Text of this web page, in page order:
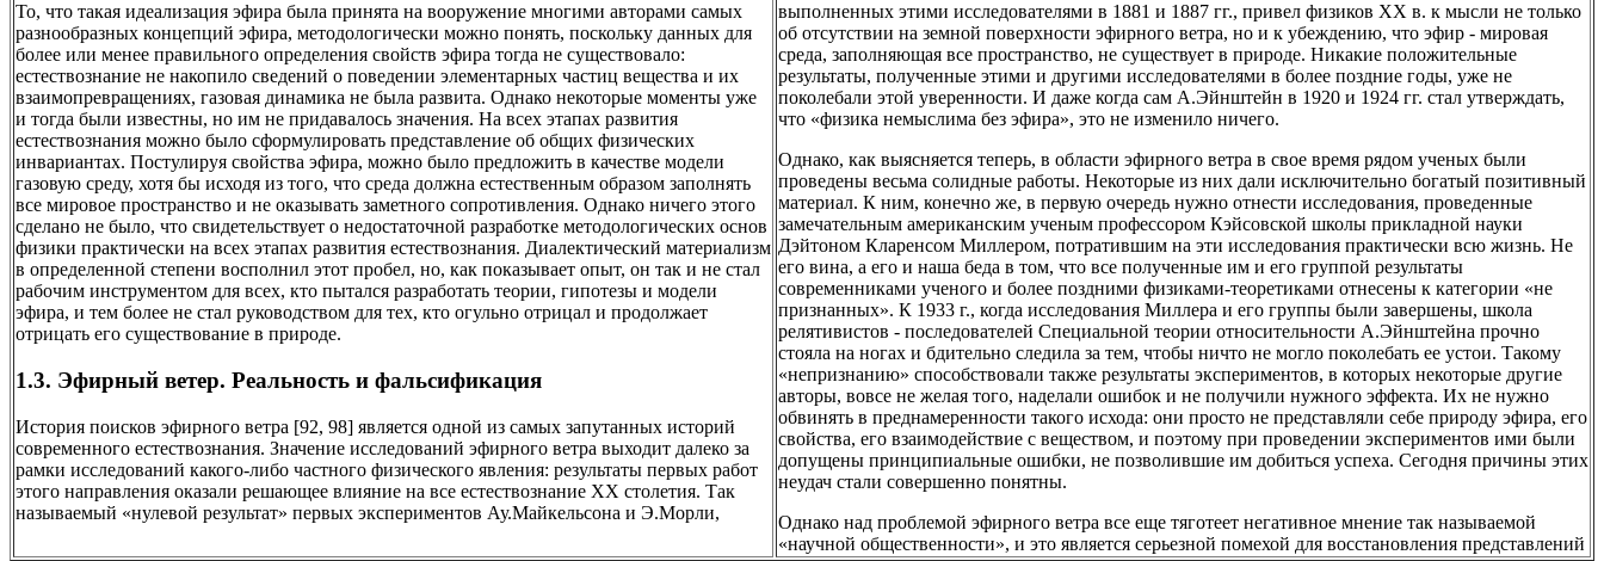
То, что такая идеализация эфира была принята на вооружение многими авторами самых
разнообразных концепций эфира, методологически можно понять, поскольку данных для
более или менее правильного определения свойств эфира тогда не существовало:
естествознание не накопило сведений о поведении элементарных частиц вещества и их
взаимопревращениях, газовая динамика не была развита. Однако некоторые моменты уже
и тогда были известны, но им не придавалось значения. На всех этапах развития
естествознания можно было сформулировать представление об общих физических
инвариантах. Постулируя свойства эфира, можно было предложить в качестве модели
газовую среду, хотя бы исходя из того, что среда должна естественным образом заполнять
все мировое пространство и не оказывать заметного сопротивления. Однако ничего этого
сделано не было, что свидетельствует о недостаточной разработке методологических основ
физики практически на всех этапах развития естествознания. Диалектический материализм
в определенной степени восполнил этот пробел, но, как показывает опыт, он так и не стал
рабочим инструментом для всех, кто пытался разработать теории, гипотезы и модели
эфира, и тем более не стал руководством для тех, кто огульно отрицал и продолжает
отрицать его существование в природе.
1.3. Эфирный ветер. Реальность и фальсификация
История поисков эфирного ветра [92, 98] является одной из самых запутанных историй
современного естествознания. Значение исследований эфирного ветра выходит далеко за
рамки исследований какого-либо частного физического явления: результаты первых работ
этого направления оказали решающее влияние на все естествознание ХХ столетия. Так
называемый «нулевой результат» первых экспериментов Ау.Майкельсона и Э.Морли,
выполненных этими исследователями в 1881 и 1887 гг., привел физиков ХХ в. к мысли не только
об отсутствии на земной поверхности эфирного ветра, но и к убеждению, что эфир - мировая
среда, заполняющая все пространство, не существует в природе. Никакие положительные
результаты, полученные этими и другими исследователями в более поздние годы, уже не
поколебали этой уверенности. И даже когда сам А.Эйнштейн в 1920 и 1924 гг. стал утверждать,
что «физика немыслима без эфира», это не изменило ничего.
Однако, как выясняется теперь, в области эфирного ветра в свое время рядом ученых были
проведены весьма солидные работы. Некоторые из них дали исключительно богатый позитивный
материал. К ним, конечно же, в первую очередь нужно отнести исследования, проведенные
замечательным американским ученым профессором Кэйсовской школы прикладной науки
Дэйтоном Кларенсом Миллером, потратившим на эти исследования практически всю жизнь. Не
его вина, а его и наша беда в том, что все полученные им и его группой результаты
современниками ученого и более поздними физиками-теоретиками отнесены к категории «не
признанных». К 1933 г., когда исследования Миллера и его группы были завершены, школа
релятивистов - последователей Специальной теории относительности А.Эйнштейна прочно
стояла на ногах и бдительно следила за тем, чтобы ничто не могло поколебать ее устои. Такому
«непризнанию» способствовали также результаты экспериментов, в которых некоторые другие
авторы, вовсе не желая того, наделали ошибок и не получили нужного эффекта. Их не нужно
обвинять в преднамеренности такого исхода: они просто не представляли себе природу эфира, его
свойства, его взаимодействие с веществом, и поэтому при проведении экспериментов ими были
допущены принципиальные ошибки, не позволившие им добиться успеха. Сегодня причины этих
неудач стали совершенно понятны.
Однако над проблемой эфирного ветра все еще тяготеет негативное мнение так называемой
«научной общественности», и это является серьезной помехой для восстановления представлений